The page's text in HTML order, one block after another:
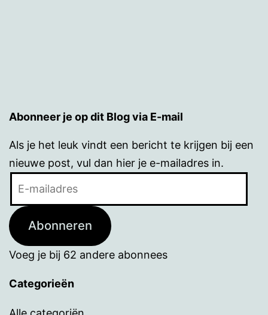
Abonneer je op dit Blog via E-mail
Als je het leuk vindt een bericht te krijgen bij een
nieuwe post, vul dan hier je e-mailadres in.
Abonneren
Voeg je bij 62 andere abonnees
Categorieën